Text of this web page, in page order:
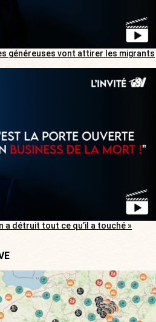
généreuses vont attirer les migrants
a détruit tout ce qu’il a touché »